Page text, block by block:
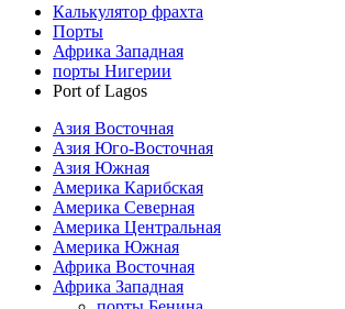
Калькулятор фрахта
Порты
Африка Западная
порты Нигерии
Port of Lagos
Азия Восточная
Азия Юго-Восточная
Азия Южная
Америка Карибская
Америка Северная
Америка Центральная
Америка Южная
Африка Восточная
Африка Западная